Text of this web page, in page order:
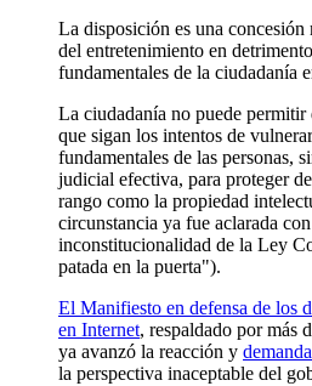
La disposición es una concesión
del entretenimiento en
fundamentales de la ciudadanía
La ciudadanía no puede permitir
que sigan los intentos de
fundamentales de las personas,
judicial efectiva, para proteger
rango como la propiedad
circunstancia ya fue aclarada
inconstitucionalidad de la Ley
patada en la puerta").
El Manifiesto en defensa de los
en Internet, respaldado por más
ya avanzó la reacción y
la perspectiva inaceptable del